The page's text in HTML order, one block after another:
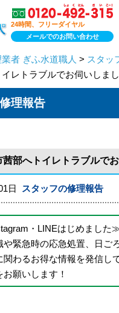
24時間、フリーダイヤル
メールでのお問い合わせ
者 ぎふ水道職人 > スタッ
レトラブルでお伺いしまし
理報告
部へトイレトラブルでお
日 スタッフの修理報告
・LINEはじめました
や緊急時の応急処置、日ご
関わるお得な情報を発信し
願いします！